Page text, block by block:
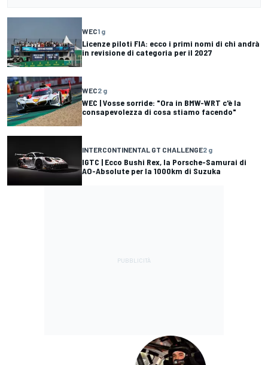
WEC1 g
Licenze piloti FIA: ecco i primi nomi di chi andrà
in revisione di categoria per il 2027
WEC2 g
WEC | Vosse sorride: "Ora in BMW-WRT c'è la
consapevolezza di cosa stiamo facendo"
INTERCONTINENTAL GT CHALLENGE2 g
IGTC | Ecco Bushi Rex, la Porsche-Samurai di
AO-Absolute per la 1000km di Suzuka